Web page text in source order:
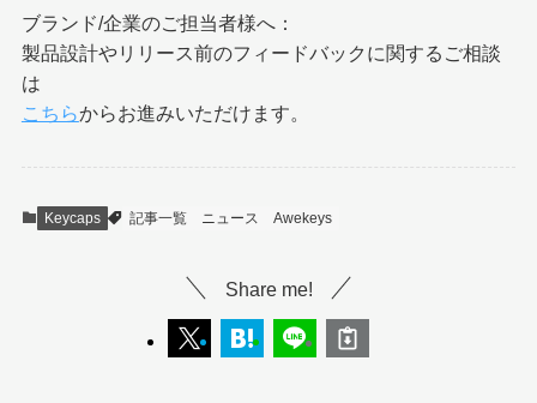
ブランド/企業のご担当者様へ：
製品設計やリリース前のフィードバックに関するご相談
は
こちらからお進みいただけます。
Keycaps 記事一覧 ニュース Awekeys
Share me!